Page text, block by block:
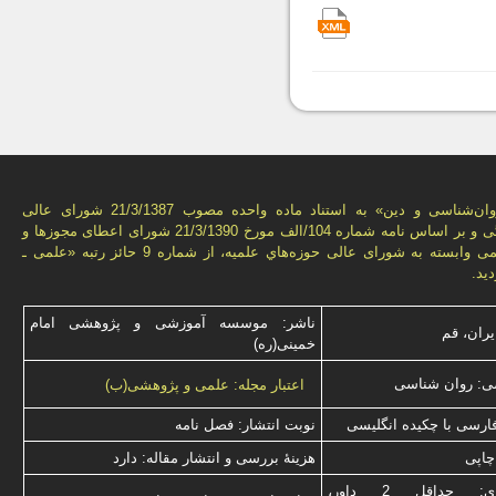
فصل‌نامه «روان‌شناسی و دين» به استناد ماده واحده مصوب 21/3/1387 شورای عالی
انقلاب فرهنگی و بر اساس نامه شماره 104/الف مورخ 21/3/1390 شورای اعطای مجوزها و
امتيازهای علمی وابسته به شورای عالی حوزه‌هاي علميه، از شماره 9 حائز رتبه «علمی ـ
قم
ناشر: موسسه آموزشی و پژوهشی امام
خمینی(ره)
روان شناسی اعتبار مجله: علمی و پژوهشی(ب)
با چكیده انگلیسی
نوبت انتشار: فصل نامه
چاپی
هزینۀ بررسی و انتشار مقاله: دارد
نوع داوری: حداقل 2 داور،